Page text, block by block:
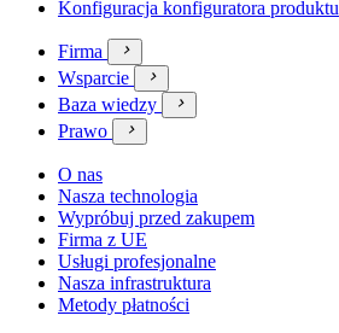
Konfiguracja konfiguratora produktu
Firma 
Wsparcie 
Baza wiedzy 
Prawo 
O nas
Nasza technologia
Wypróbuj przed zakupem
Firma z UE
Usługi profesjonalne
Nasza infrastruktura
Metody płatności